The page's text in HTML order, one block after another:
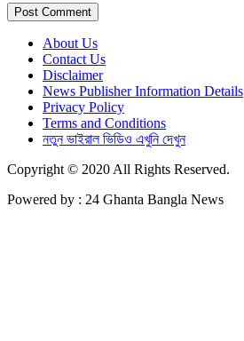
About Us
Contact Us
Disclaimer
News Publisher Information Details
Privacy Policy
Terms and Conditions
নতুন ভাইরাল ভিডিও এখুনি দেখুন
Copyright © 2020 All Rights Reserved.
Powered by : 24 Ghanta Bangla News